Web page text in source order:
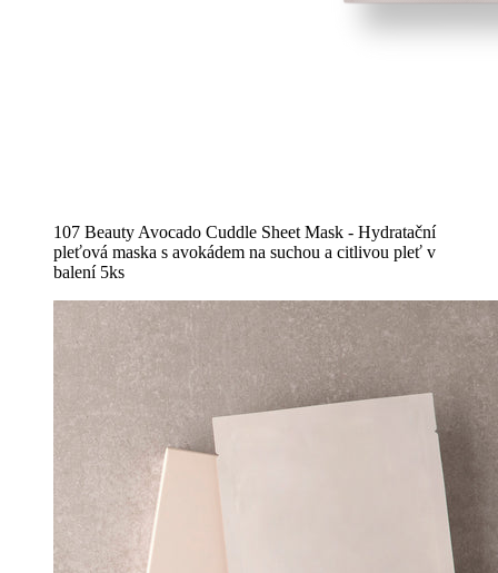
107 Beauty Avocado Cuddle Sheet Mask - Hydratační
pleťová maska s avokádem na suchou a citlivou pleť v
balení 5ks